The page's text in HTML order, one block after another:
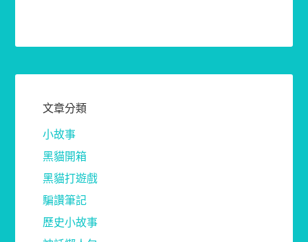
文章分類
小故事
黑貓開箱
黑貓打遊戲
騙讚筆記
歷史小故事